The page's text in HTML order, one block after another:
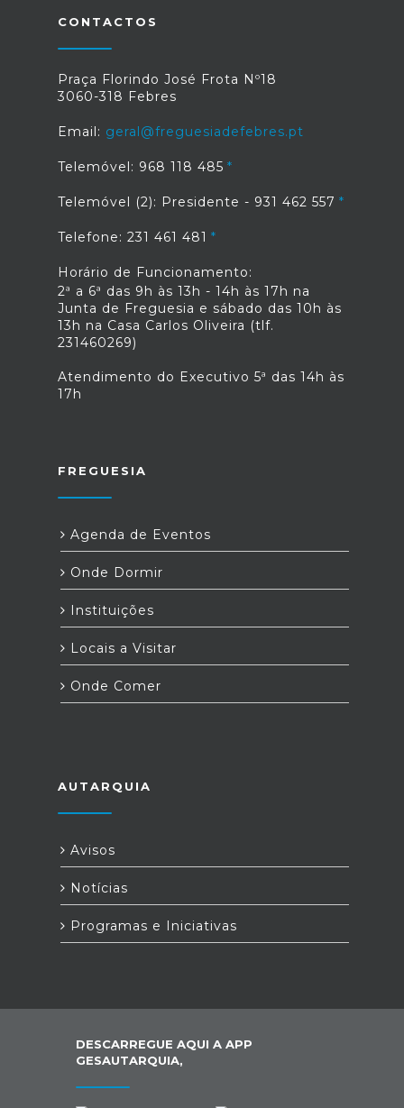
CONTACTOS
Praça Florindo José Frota Nº18
3060-318 Febres
Email: geral@freguesiadefebres.pt
Telemóvel: 968 118 485
Telemóvel (2): Presidente - 931 462 557
Telefone: 231 461 481
Horário de Funcionamento:
2ª a 6ª das 9h às 13h - 14h às 17h na
Junta de Freguesia e sábado das 10h às
13h na Casa Carlos Oliveira (tlf.
231460269)
Atendimento do Executivo 5ª das 14h às
17h
FREGUESIA
Agenda de Eventos
Onde Dormir
Instituições
Locais a Visitar
Onde Comer
AUTARQUIA
Avisos
Notícias
Programas e Iniciativas
DESCARREGUE AQUI A APP
GESAUTARQUIA,